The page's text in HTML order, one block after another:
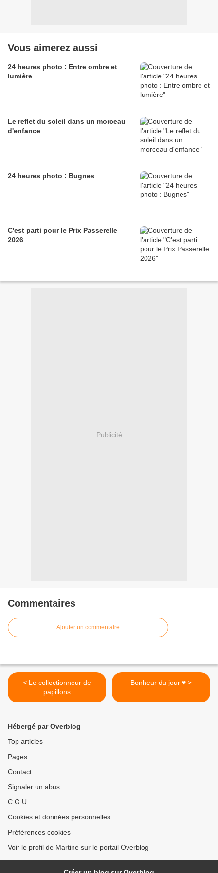
Vous aimerez aussi
24 heures photo : Entre ombre et
lumière
Le reflet du soleil dans un morceau
d'enfance
24 heures photo : Bugnes
C'est parti pour le Prix Passerelle
2026
Publicité
Commentaires
Ajouter un commentaire
< Le collectionneur de
papillons
Bonheur du jour ♥️ >
Hébergé par Overblog
Top articles
Pages
Contact
Signaler un abus
C.G.U.
Cookies et données personnelles
Préférences cookies
Voir le profil de Martine sur le portail Overblog